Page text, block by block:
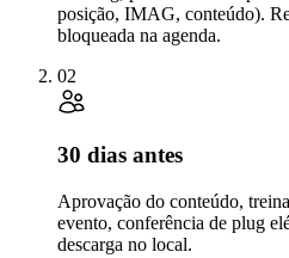
posição, IMAG, conteúdo).
bloqueada na agenda.
02
30 dias antes
Aprovação do conteúdo,
evento, conferência de plug
descarga no local.